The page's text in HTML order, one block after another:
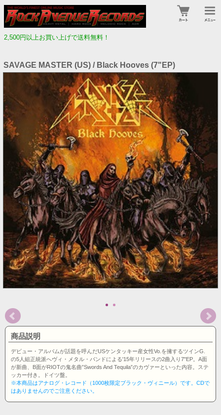
2,500円以上お買い上げで送料無料！
SAVAGE MASTER (US) / Black Hooves (7"EP)
商品説明
デビュー・アルバムが話題を呼んだUSケンタッキー産女性Vo.を擁するツインG.
の5人組正統派へヴィ・メタル・バンドによる'15年リリースの2曲入り7"EP。A面
が新曲、B面がRIOTの鬼名曲”Swords And Tequila”のカヴァーといった内容。ステ
ッカー付き。ドイツ盤。
※本商品はアナログ・レコード（1000枚限定ブラック・ヴィニール）です。CDで
はありませんのでご注意ください。